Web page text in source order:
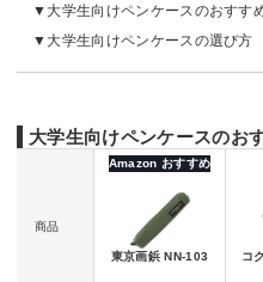
大学生向けペンケースのおすす
大学生向けペンケースの選び方
大学生向けペンケースのお
商品
Amazon おすすめ
東京画鋲 NN-103 コ